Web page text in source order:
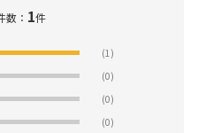
数： 1件
(1)
(0)
(0)
(0)